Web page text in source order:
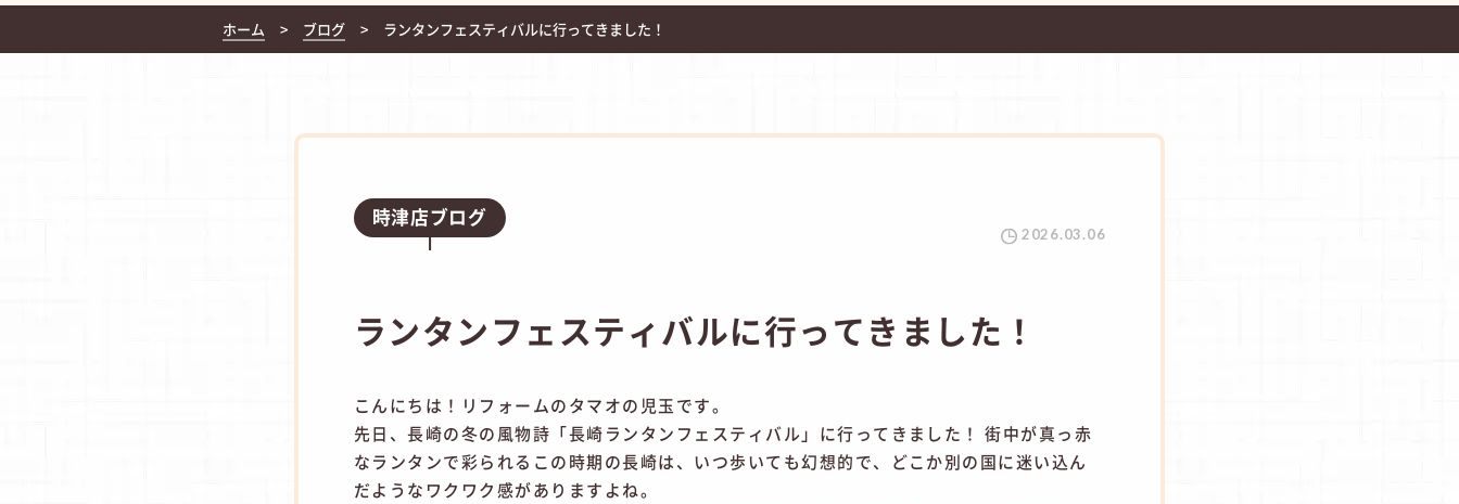
ホーム ブログ ランタンフェスティバルに行ってきました！
時津店ブログ
2026.03.06
ランタンフェスティバルに行ってきました！
こんにちは！リフォームのタマオの児玉です。
先日、長崎の冬の風物詩「長崎ランタンフェスティバル」に行ってきました！ 街中が真っ赤
なランタンで彩られるこの時期の長崎は、いつ歩いても幻想的で、どこか別の国に迷い込ん
だようなワクワク感がありますよね。